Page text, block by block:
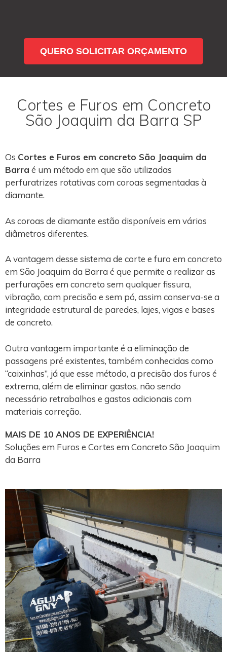
QUERO SOLICITAR ORÇAMENTO
Cortes e Furos em Concreto
São Joaquim da Barra SP
Os Cortes e Furos em concreto São Joaquim da
Barra é um método em que são utilizadas
perfuratrizes rotativas com coroas segmentadas à
diamante.
As coroas de diamante estão disponíveis em vários
diâmetros diferentes.
A vantagem desse sistema de corte e furo em concreto
em São Joaquim da Barra é que permite a realizar as
perfurações em concreto sem qualquer fissura,
vibração, com precisão e sem pó, assim conserva-se a
integridade estrutural de paredes, lajes, vigas e bases
de concreto.
Outra vantagem importante é a eliminação de
passagens pré existentes, também conhecidas como
“caixinhas”, já que esse método, a precisão dos furos é
extrema, além de eliminar gastos, não sendo
necessário retrabalhos e gastos adicionais com
materiais correção.
MAIS DE 10 ANOS DE EXPERIÊNCIA!
Soluções em Furos e Cortes em Concreto São Joaquim
da Barra